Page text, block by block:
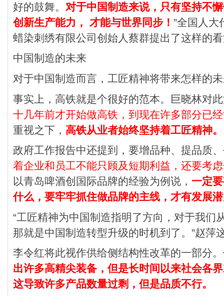
好的鼓舞。 对于中国制造来说，只有坚持不
创新生产能力， 才能与世界同步！ ”全国人大
蜡染刺绣有限公司创始人蔡群提出了这样的
中国制造的未来
对于中国制造而言，工匠精神将带来怎样的
事实上，高铁就是个很好的范本。巨晓林对
十几年前才开始做高铁，到现在许多部分已
重视之下， 高铁从业者始终坚持着工匠精神。
政府工作报告中还提到，要增品种、提品质
着企业和员工不能只顾及短期利益，还要考
以青岛啤酒创国际品牌的经验为例说， 一定
什么，要牢牢抓住做品牌的主线，才有发展
“工匠精神为中国制造指明了方向，对于我们
那就是中国制造转型升级的时机到了。”赵萍
李令红将此视作供给侧结构性改革的一部分
出许多高精尖装备，但是长时间以来社会各
这导致许多产品数量过剩，但是品质不行。